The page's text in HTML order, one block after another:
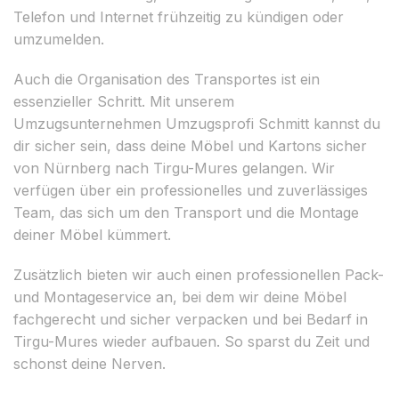
Telefon und Internet frühzeitig zu kündigen oder
umzumelden.
Auch die Organisation des Transportes ist ein
essenzieller Schritt. Mit unserem
Umzugsunternehmen Umzugsprofi Schmitt kannst du
dir sicher sein, dass deine Möbel und Kartons sicher
von Nürnberg nach Tirgu-Mures gelangen. Wir
verfügen über ein professionelles und zuverlässiges
Team, das sich um den Transport und die Montage
deiner Möbel kümmert.
Zusätzlich bieten wir auch einen professionellen Pack-
und Montageservice an, bei dem wir deine Möbel
fachgerecht und sicher verpacken und bei Bedarf in
Tirgu-Mures wieder aufbauen. So sparst du Zeit und
schonst deine Nerven.